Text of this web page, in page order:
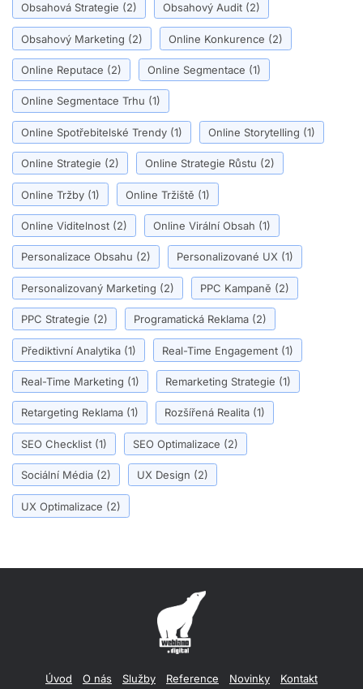
Obsahová Strategie (2) Obsahový Audit (2)
Obsahový Marketing (2) Online Konkurence (2)
Online Reputace (2) Online Segmentace (1)
Online Segmentace Trhu (1)
Online Spotřebitelské Trendy (1) Online Storytelling (1)
Online Strategie (2) Online Strategie Růstu (2)
Online Tržby (1) Online Tržiště (1)
Online Viditelnost (2) Online Virální Obsah (1)
Personalizace Obsahu (2) Personalizované UX (1)
Personalizovaný Marketing (2) PPC Kampaně (2)
PPC Strategie (2) Programatická Reklama (2)
Přediktivní Analytika (1) Real-Time Engagement (1)
Real-Time Marketing (1) Remarketing Strategie (1)
Retargeting Reklama (1) Rozšířená Realita (1)
SEO Checklist (1) SEO Optimalizace (2)
Sociální Média (2) UX Design (2)
UX Optimalizace (2)
Úvod O nás Služby Reference Novinky Kontakt